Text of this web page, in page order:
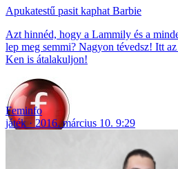
Apukatestű pasit kaphat Barbie
Azt hinnéd, hogy a Lammily és a
lep meg semmi? Nagyon tévedsz! Itt
Ken is átalakuljon!
Feminfo
játék
2016. március 10. 9:29